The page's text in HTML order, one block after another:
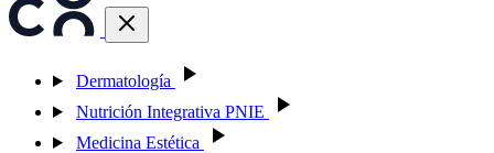
Dermatología
Nutrición Integrativa PNIE
Medicina Estética